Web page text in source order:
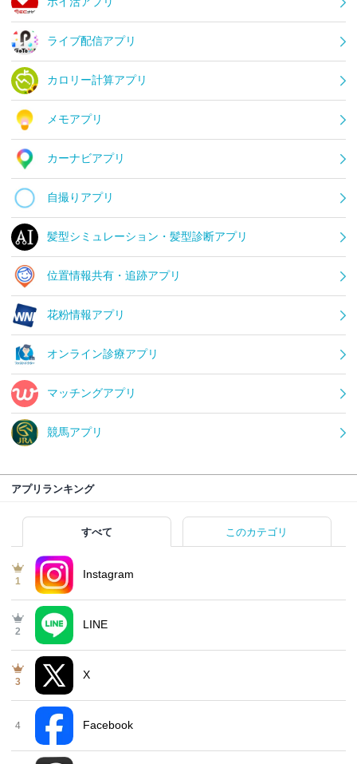
ライブ配信アプリ
カロリー計算アプリ
メモアプリ
カーナビアプリ
自撮りアプリ
髪型シミュレーション・髪型診断アプリ
位置情報共有・追跡アプリ
花粉情報アプリ
オンライン診療アプリ
マッチングアプリ
競馬アプリ
アプリランキング
すべて このカテゴリ
1
Instagram
2
LINE
3
X
4 Facebook